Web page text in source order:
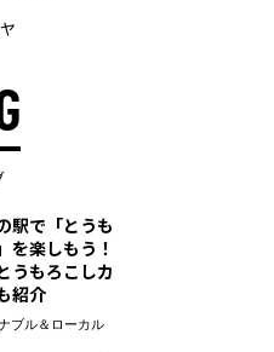
駅で「とうも
を楽しもう！
うもろこしカ
紹介
ブル＆ローカル